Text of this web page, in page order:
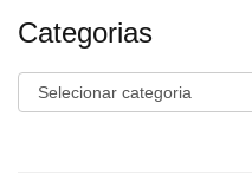
Categorias
Categorias